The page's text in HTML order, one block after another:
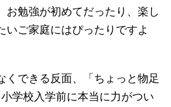
お勉強が初めてだったり、楽し
いご家庭にはぴったりですよ
くできる反面、「ちょっと物足
学校入学前に本当に力がつい